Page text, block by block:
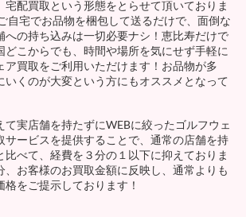
宅配買取という形態をとらせて頂いておりま
自宅でお品物を梱包して送るだけで、面倒な
への持ち込みは一切必要ナシ！恵比寿だけで
どこからでも、時間や場所を気にせず手軽に
ア買取をご利用いただけます！お品物が多
いくのが大変という方にもオススメとなって
て実店舗を持たずにWEBに絞ったゴルフウェ
サービスを提供することで、通常の店舗を持
比べて、経費を３分の１以下に抑えておりま
、お客様のお買取金額に反映し、通常よりも
格をご提示しております！